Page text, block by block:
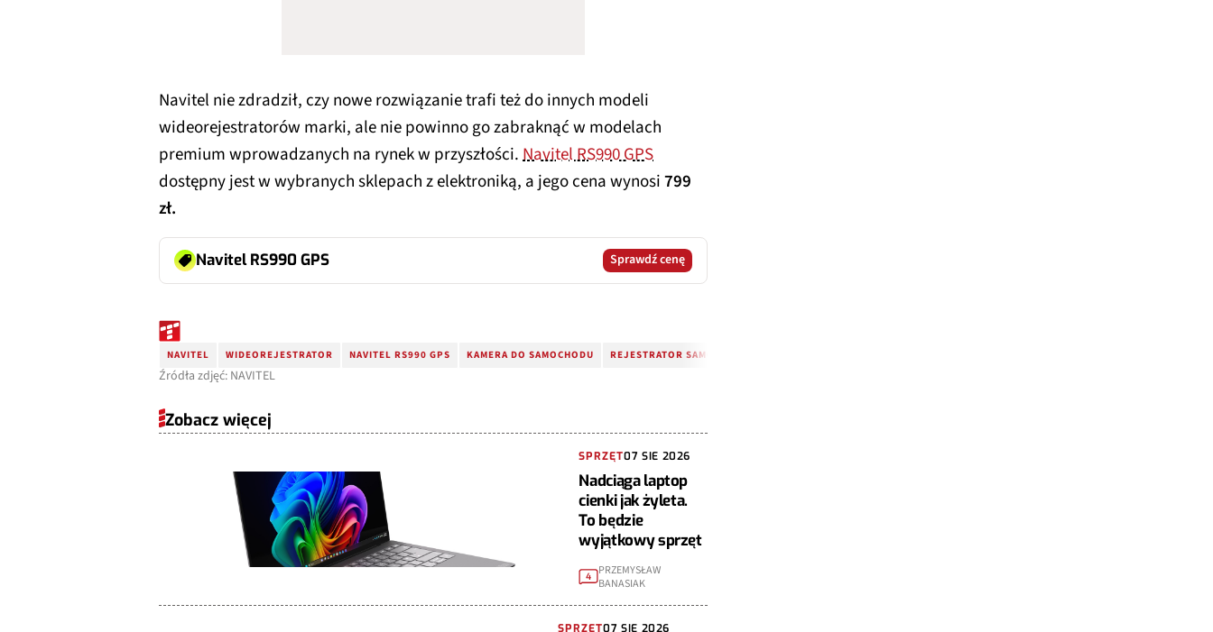
Navitel nie zdradził, czy nowe rozwiązanie trafi też do innych modeli
wideorejestratorów marki, ale nie powinno go zabraknąć w modelach
premium wprowadzanych na rynek w przyszłości.Navitel RS990 GPS
dostępny jest w wybranych sklepach z elektroniką, a jego cena wynosi799
zł.
Navitel RS990 GPS Sprawdź cenę
NAVITEL WIDEOREJESTRATOR NAVITEL RS990 GPS KAMERA DO SAMOCHODU REJESTRATOR SAMOCHODOWY
Źródła zdjęć: NAVITEL
Zobacz więcej
SPRZĘT07 SIE 2026
Nadciąga laptop
cienki jak żyleta.
To będzie
wyjątkowy sprzęt
4
PRZEMYSŁAW
BANASIAK
SPRZĘT07 SIE 2026